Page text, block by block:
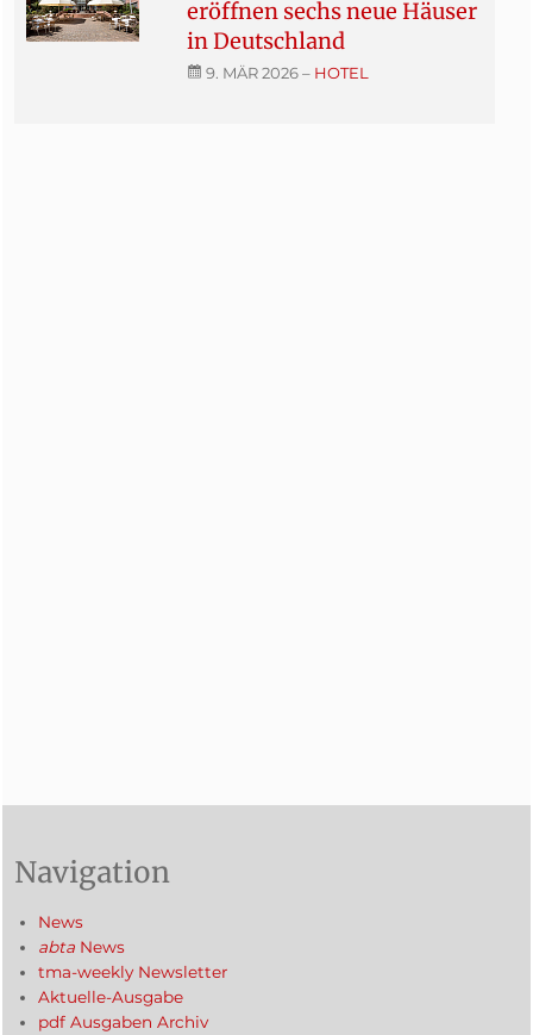
eröffnen sechs neue Häuser
in Deutschland
9. MÄR 2026– HOTEL
Navigation
News
abta News
tma-weekly Newsletter
Aktuelle-Ausgabe
pdf Ausgaben Archiv